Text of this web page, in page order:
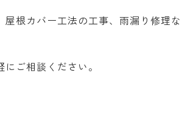
根カバー工法の工事、雨漏り修理な
ご相談ください。